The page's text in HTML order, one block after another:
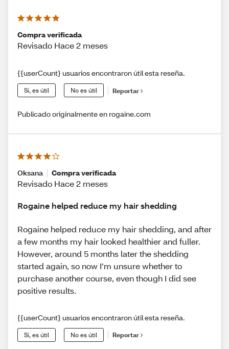
Compra verificada
Revisado Hace 2 meses
{{userCount} usuarios encontraron útil esta reseña.
Sí, es útil No es útil Reportar
Publicado originalmente en rogaine.com
Oksana Compra verificada
Revisado Hace 2 meses
Rogaine helped reduce my hair shedding
Rogaine helped reduce my hair shedding, and after
a few months my hair looked healthier and fuller.
However, around 5 months later the shedding
started again, so now I’m unsure whether to
purchase another course, even though I did see
positive results.
{{userCount} usuarios encontraron útil esta reseña.
Sí, es útil No es útil Reportar